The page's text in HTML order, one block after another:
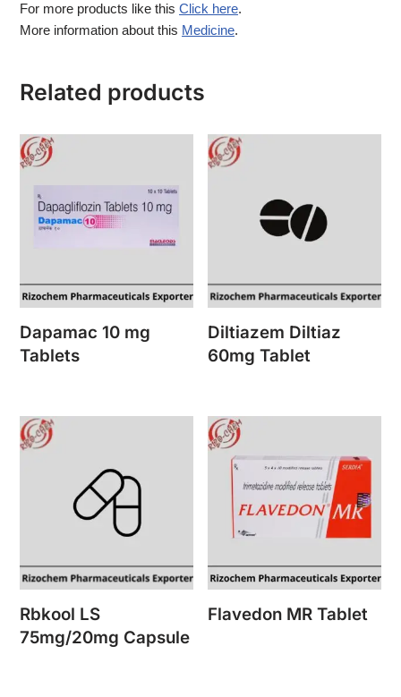
For more products like this Click here.
More information about this Medicine.
Related products
Dapamac 10 mg
Tablets
Diltiazem Diltiaz
60mg Tablet
Rbkool LS
75mg/20mg Capsule
Flavedon MR Tablet